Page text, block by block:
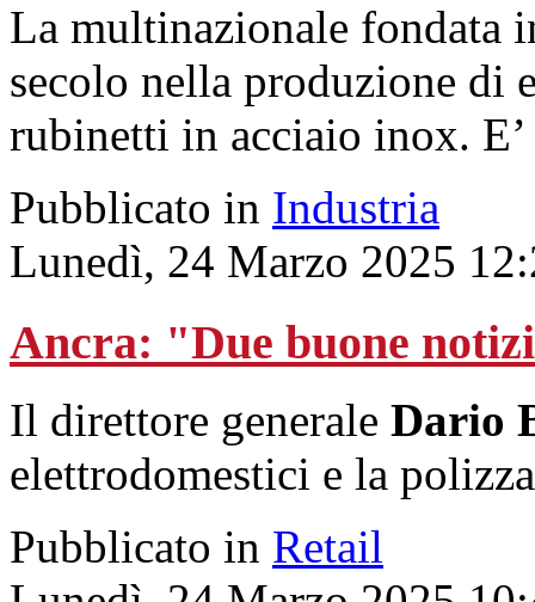
La multinazionale fondata
secolo nella produzione di
rubinetti in acciaio inox.
Pubblicato in Industria
Lunedì, 24 Marzo 2025
Ancra: "Due buone
Il direttore generale Dario
elettrodomestici e la
Pubblicato in Retail